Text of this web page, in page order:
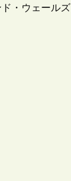
・ウェールズ